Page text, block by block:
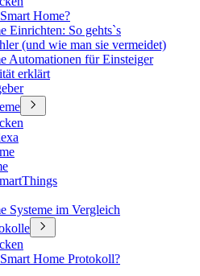
Home?
Einrichten: So gehts`s
(und wie man sie vermeidet)
Automationen für Einsteiger
erklärt
Systeme im Vergleich
Home Protokoll?